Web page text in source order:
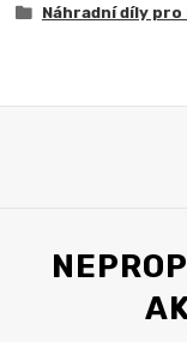
Náhradní díly pro